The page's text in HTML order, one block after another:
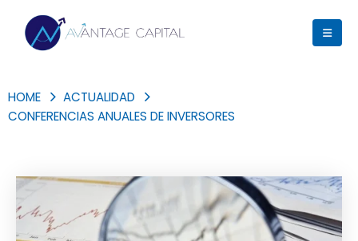
HOME
ACTUALIDAD
CONFERENCIAS ANUALES DE INVERSORES
Blog Archive